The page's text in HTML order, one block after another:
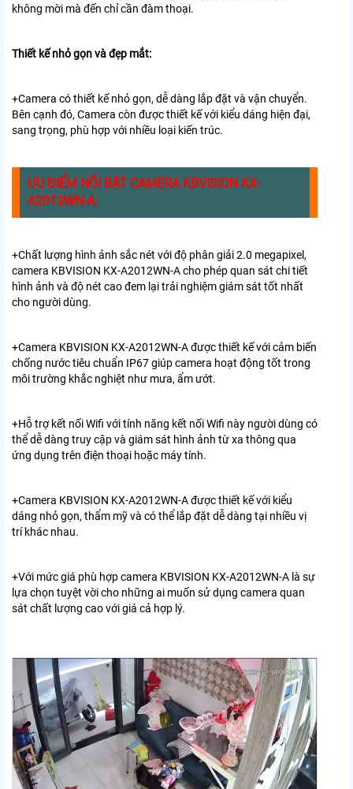
không mời mà đến chỉ cần đàm thoại.
Thiết kế nhỏ gọn và đẹp mắt:
+Camera có thiết kế nhỏ gọn, dễ dàng lắp đặt và vận chuyển.
Bên cạnh đó, Camera còn được thiết kế với kiểu dáng hiện đại,
sang trọng, phù hợp với nhiều loại kiến trúc.
ƯU ĐIỂM NỔI BẬT CAMERA KBVISION KX-
A2012WN-A:
+Chất lượng hình ảnh sắc nét với độ phân giải 2.0 megapixel,
camera KBVISION KX-A2012WN-A cho phép quan sát chi tiết
hình ảnh và độ nét cao đem lại trải nghiệm giám sát tốt nhất
cho người dùng.
+Camera KBVISION KX-A2012WN-A được thiết kế với cảm biến
chống nước tiêu chuẩn IP67 giúp camera hoạt động tốt trong
môi trường khắc nghiệt như mưa, ẩm ướt.
+Hỗ trợ kết nối Wifi với tính năng kết nối Wifi này người dùng có
thể dễ dàng truy cập và giám sát hình ảnh từ xa thông qua
ứng dụng trên điện thoại hoặc máy tính.
+Camera KBVISION KX-A2012WN-A được thiết kế với kiểu
dáng nhỏ gọn, thẩm mỹ và có thể lắp đặt dễ dàng tại nhiều vị
trí khác nhau.
+Với mức giá phù hợp camera KBVISION KX-A2012WN-A là sự
lựa chọn tuyệt vời cho những ai muốn sử dụng camera quan
sát chất lượng cao với giá cả hợp lý.